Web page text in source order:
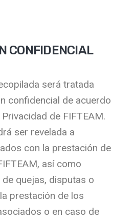
CONFIDENCIAL
será tratada
confidencial de acuerdo
de FIFTEAM.
ser revelada a
con la prestación de
así como
quejas, disputas o
prestación de los
o en caso de